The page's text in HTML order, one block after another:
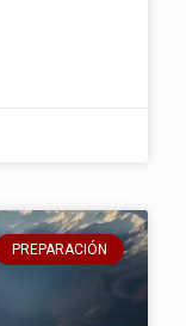
PREPARACIÓN